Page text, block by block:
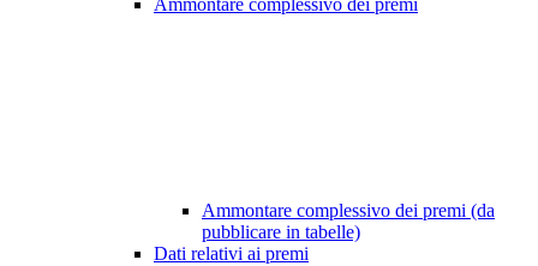
Ammontare complessivo dei premi
Ammontare complessivo dei premi (da
pubblicare in tabelle)
Dati relativi ai premi